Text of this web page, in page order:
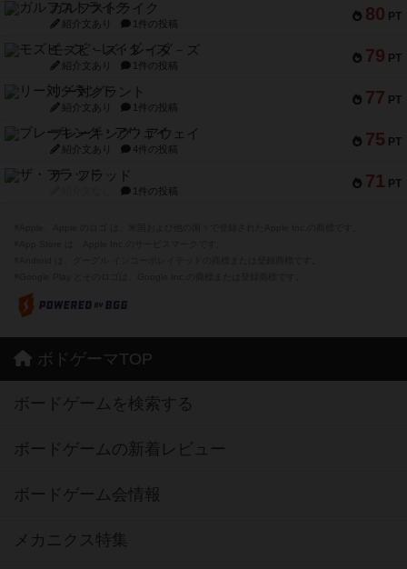
80 PT
ガルフストライク
紹介文あり 1件の投稿
79 PT
モズビ－ズ・レイダ－ズ
紹介文あり 1件の投稿
77 PT
リー対グラント
紹介文あり 1件の投稿
75 PT
ブレーキング・アウェイ
紹介文あり 4件の投稿
71 PT
ザ・フラッド
1件の投稿
ボドゲーマTOP
ボードゲームを検索する
ボードゲームの新着レビュー
ボードゲーム会情報
メカニクス特集